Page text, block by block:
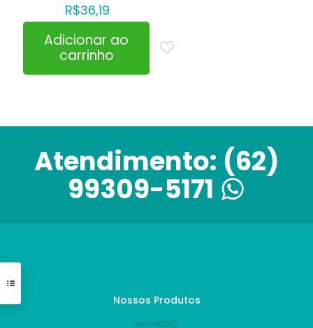
R$36,19
Adicionar ao
carrinho
Atendimento: (62)
99309-5171
Nossos Produtos
ArchiCAD